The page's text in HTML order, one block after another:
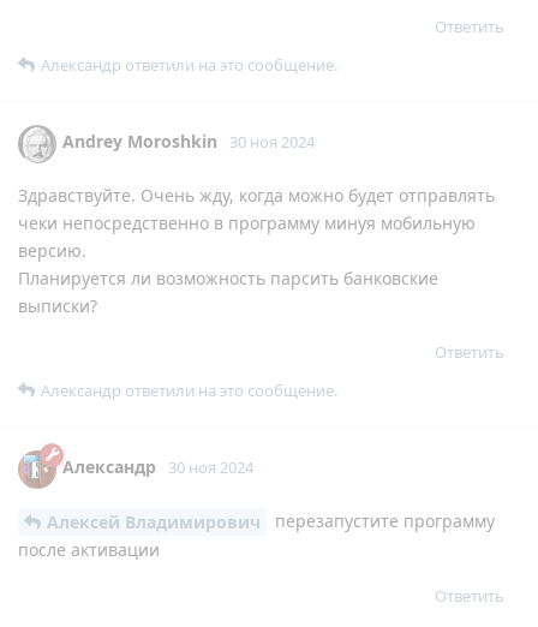
Ответить
Александр ответили на это сообщение.
Andrey Moroshkin 30 ноя 2024
Здравствуйте. Очень жду, когда можно будет отправлять
чеки непосредственно в программу минуя мобильную
версию.
Планируется ли возможность парсить банковские
выписки?
Ответить
Александр ответили на это сообщение.
Александр 30 ноя 2024
Алексей Владимирович
перезапустите программу
после активации
Ответить